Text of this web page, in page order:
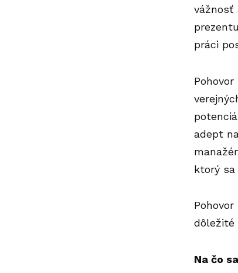
vážnosť
práci
adept
ktorý sa
dôležité
Na čo